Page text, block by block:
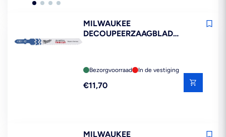
MILWAUKEE
DECOUPEERZAAGBLAD
Bezorgvoorraad In de vestiging
Reguliere
€11,70
MILWAUKEE